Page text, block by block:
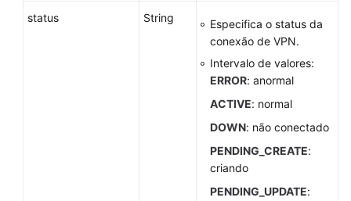
status String
Especifica o status da
conexão de VPN.
Intervalo de valores:
ERROR: anormal
ACTIVE: normal
DOWN: não conectado
PENDING_CREATE:
criando
PENDING_UPDATE: